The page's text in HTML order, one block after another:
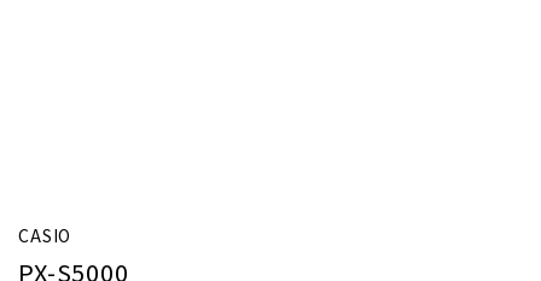
CASIO
PX-S5000